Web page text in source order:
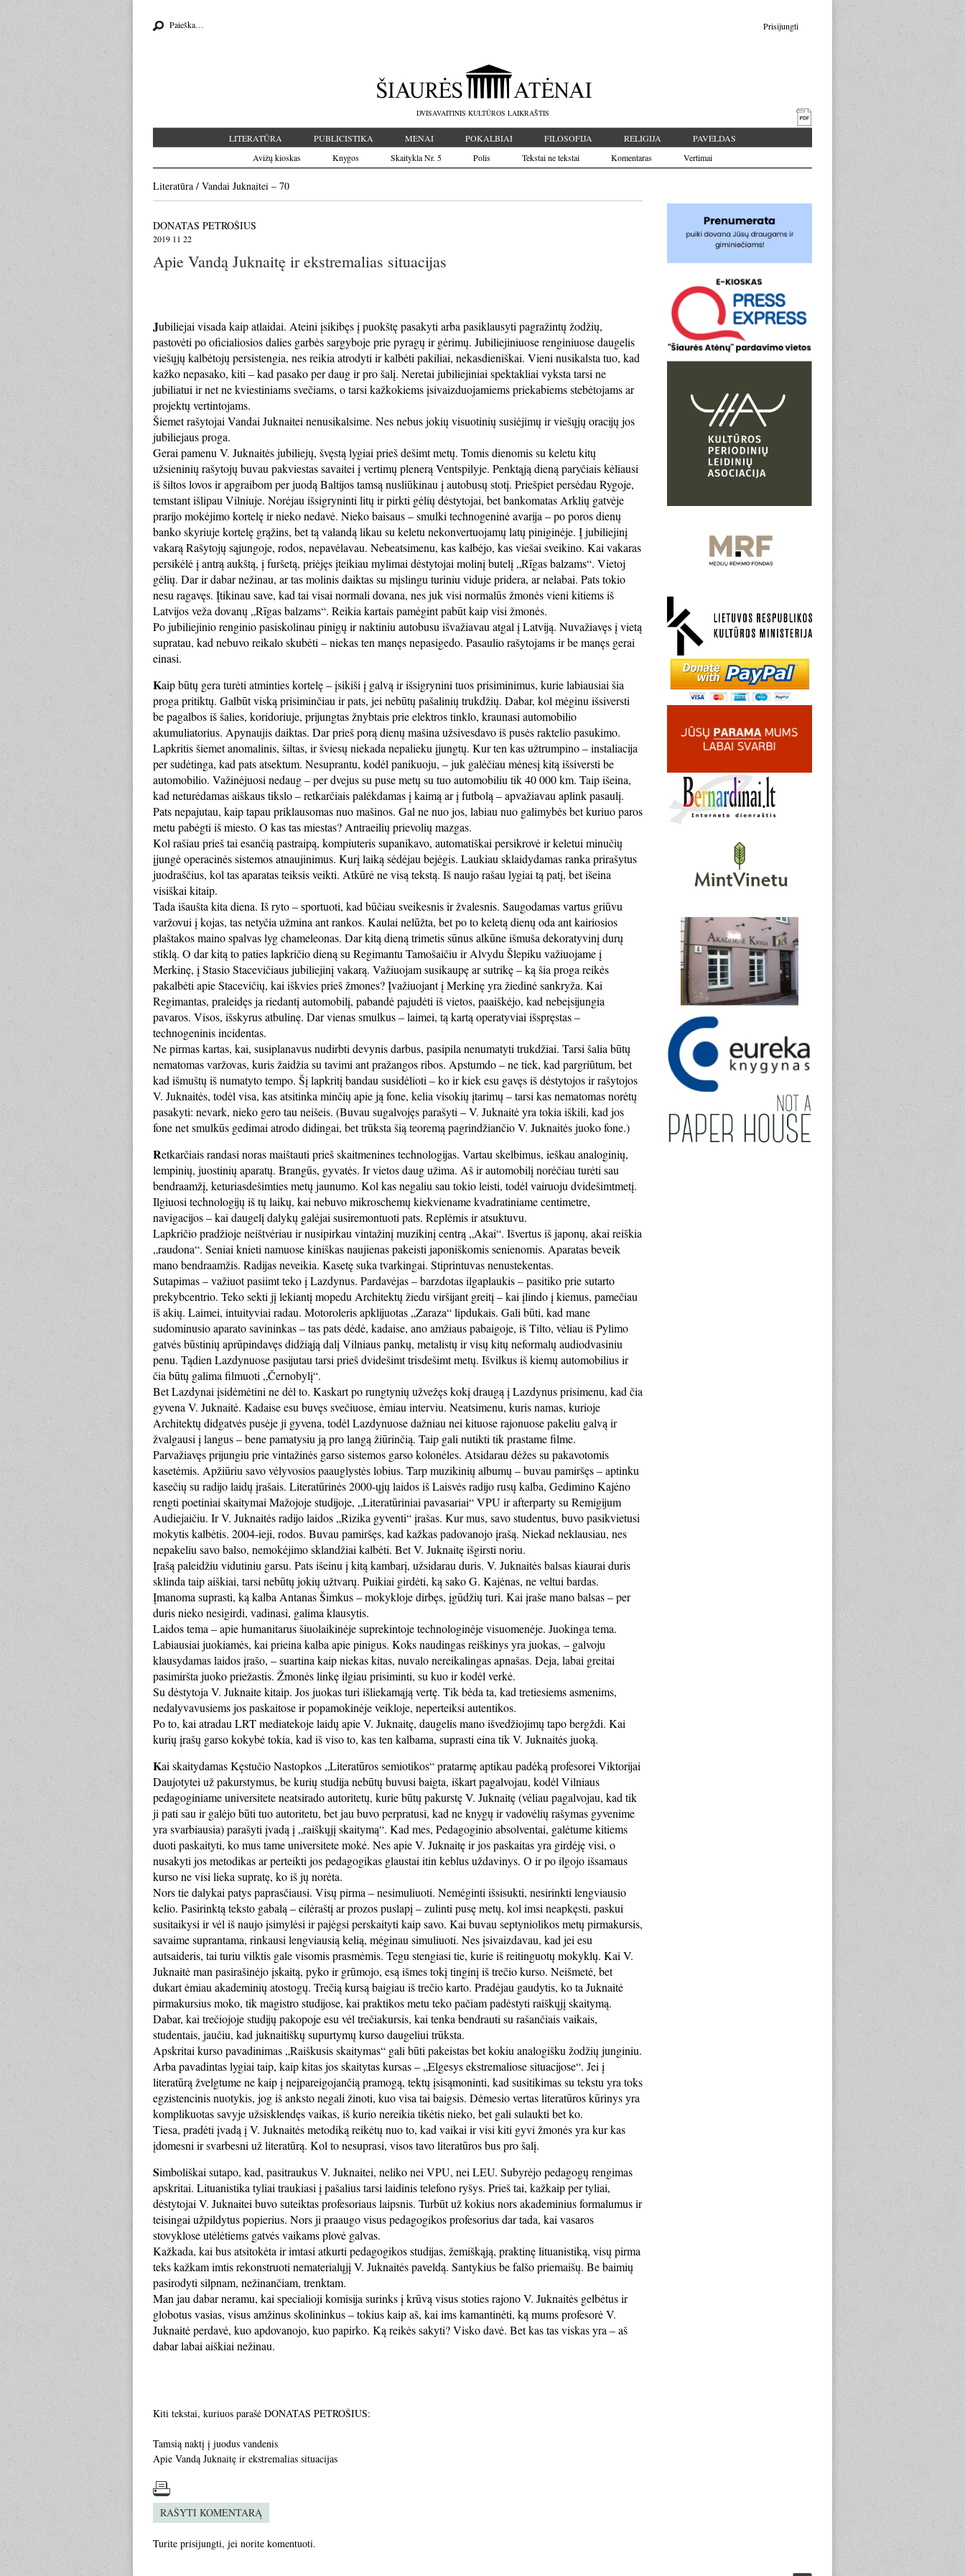
Prisijungti
Search for:
DVISAVAITINIS KULTŪROS LAIKRAŠTIS
LITERATŪRA PUBLICISTIKA MENAI POKALBIAI FILOSOFIJA RELIGIJA
PAVELDAS
Avižų kioskas
Knygos Skaitykla Nr. 5 Polis Tekstai ne tekstai Komentaras Vertimai
Literatūra / Vandai Juknaitei – 70
DONATAS PETROŠIUS
2019 11 22
Apie Vandą Juknaitę ir ekstremalias situacijas
Jubiliejai visada kaip atlaidai. Ateini įsikibęs į puokštę pasakyti arba pasiklausyti pagražintų žodžių,
pastovėti po oficialiosios dalies garbės sargyboje prie pyragų ir gėrimų. Jubiliejiniuose renginiuose daugelis
viešųjų kalbėtojų persistengia, nes reikia atrodyti ir kalbėti pakiliai, nekasdieniškai. Vieni nusikalsta tuo, kad
kažko nepasako, kiti – kad pasako per daug ir pro šalį. Neretai jubiliejiniai spektakliai vyksta tarsi ne
jubiliatui ir net ne kviestiniams svečiams, o tarsi kažkokiems įsivaizduojamiems priekabiems stebėtojams ar
projektų vertintojams.
Šiemet rašytojai Vandai Juknaitei nenusikalsime. Nes nebus jokių visuotinių susiėjimų ir viešųjų oracijų jos
jubiliejaus proga.
Gerai pamenu V. Juknaitės jubiliejų, švęstą lygiai prieš dešimt metų. Tomis dienomis su keletu kitų
užsieninių rašytojų buvau pakviestas savaitei į vertimų plenerą Ventspilyje. Penktąją dieną paryčiais kėliausi
iš šiltos lovos ir apgraibom per juodą Baltijos tamsą nusliūkinau į autobusų stotį. Priešpiet persėdau Rygoje,
temstant išlipau Vilniuje. Norėjau išsigryninti litų ir pirkti gėlių dėstytojai, bet bankomatas Arklių gatvėje
prarijo mokėjimo kortelę ir nieko nedavė. Nieko baisaus – smulki technogeninė avarija – po poros dienų
banko skyriuje kortelę grąžins, bet tą valandą likau su keletu nekonvertuojamų latų piniginėje. Į jubiliejinį
vakarą Rašytojų sąjungoje, rodos, nepavėlavau. Nebeatsimenu, kas kalbėjo, kas viešai sveikino. Kai vakaras
persikėlė į antrą aukštą, į furšetą, priėjęs įteikiau mylimai dėstytojai molinį butelį „Rīgas balzams“. Vietoj
gėlių. Dar ir dabar nežinau, ar tas molinis daiktas su mįslingu turiniu viduje pridera, ar nelabai. Pats tokio
nesu ragavęs. Įtikinau save, kad tai visai normali dovana, nes juk visi normalūs žmonės vieni kitiems iš
Latvijos veža dovanų „Rīgas balzams“. Reikia kartais pamėgint pabūt kaip visi žmonės.
Po jubiliejinio renginio pasiskolinau pinigų ir naktiniu autobusu išvažiavau atgal į Latviją. Nuvažiavęs į vietą
supratau, kad nebuvo reikalo skubėti – niekas ten manęs nepasigedo. Pasaulio rašytojams ir be manęs gerai
einasi.
Kaip būtų gera turėti atminties kortelę – įsikiši į galvą ir išsigrynini tuos prisiminimus, kurie labiausiai šia
proga pritiktų. Galbūt viską prisiminčiau ir pats, jei nebūtų pašalinių trukdžių. Dabar, kol mėginu išsiversti
be pagalbos iš šalies, koridoriuje, prijungtas žnybtais prie elektros tinklo, kraunasi automobilio
akumuliatorius. Apynaujis daiktas. Dar prieš porą dienų mašina užsivesdavo iš pusės raktelio pasukimo.
Lapkritis šiemet anomalinis, šiltas, ir šviesų niekada nepalieku įjungtų. Kur ten kas užtrumpino – instaliacija
per sudėtinga, kad pats atsektum. Nesuprantu, kodėl panikuoju, – juk galėčiau mėnesį kitą išsiversti be
automobilio. Važinėjuosi nedaug – per dvejus su puse metų su tuo automobiliu tik 40 000 km. Taip išeina,
kad neturėdamas aiškaus tikslo – retkarčiais palėkdamas į kaimą ar į futbolą – apvažiavau aplink pasaulį.
Pats nepajutau, kaip tapau priklausomas nuo mašinos. Gal ne nuo jos, labiau nuo galimybės bet kuriuo paros
metu pabėgti iš miesto. O kas tas miestas? Antraeilių prievolių mazgas.
Kol rašiau prieš tai esančią pastraipą, kompiuteris supanikavo, automatiškai persikrovė ir keletui minučių
įjungė operacinės sistemos atnaujinimus. Kurį laiką sėdėjau bejėgis. Laukiau sklaidydamas ranka prirašytus
juodraščius, kol tas aparatas teiksis veikti. Atkūrė ne visą tekstą. Iš naujo rašau lygiai tą patį, bet išeina
visiškai kitaip.
Tada išaušta kita diena. Iš ryto – sportuoti, kad būčiau sveikesnis ir žvalesnis. Saugodamas vartus griūvu
varžovui į kojas, tas netyčia užmina ant rankos. Kaulai nelūžta, bet po to keletą dienų oda ant kairiosios
plaštakos maino spalvas lyg chameleonas. Dar kitą dieną trimetis sūnus alkūne išmuša dekoratyvinį durų
stiklą. O dar kitą to paties lapkričio dieną su Regimantu Tamošaičiu ir Alvydu Šlepiku važiuojame į
Merkinę, į Stasio Stacevičiaus jubiliejinį vakarą. Važiuojam susikaupę ar sutrikę – ką šia proga reikės
pakalbėti apie Stacevičių, kai iškvies prieš žmones? Įvažiuojant į Merkinę yra žiedinė sankryža. Kai
Regimantas, praleidęs ja riedantį automobilį, pabandė pajudėti iš vietos, paaiškėjo, kad nebeįsijungia
pavaros. Visos, išskyrus atbulinę. Dar vienas smulkus – laimei, tą kartą operatyviai išspręstas –
technogeninis incidentas.
Ne pirmas kartas, kai, susiplanavus nudirbti devynis darbus, pasipila nenumatyti trukdžiai. Tarsi šalia būtų
nematomas varžovas, kuris žaidžia su tavimi ant pražangos ribos. Apstumdo – ne tiek, kad pargriūtum, bet
kad išmuštų iš numatyto tempo. Šį lapkritį bandau susidėlioti – ko ir kiek esu gavęs iš dėstytojos ir rašytojos
V. Juknaitės, todėl visa, kas atsitinka minčių apie ją fone, kelia visokių įtarimų – tarsi kas nematomas norėtų
pasakyti: nevark, nieko gero tau neišeis. (Buvau sugalvojęs parašyti – V. Juknaitė yra tokia iškili, kad jos
fone net smulkūs gedimai atrodo didingai, bet trūksta šią teoremą pagrindžiančio V. Juknaitės juoko fone.)
Retkarčiais randasi noras maištauti prieš skaitmenines technologijas. Vartau skelbimus, ieškau analoginių,
lempinių, juostinių aparatų. Brangūs, gyvatės. Ir vietos daug užima. Aš ir automobilį norėčiau turėti sau
bendraamžį, keturiasdešimties metų jaunumo. Kol kas negaliu sau tokio leisti, todėl vairuoju dvidešimtmetį.
Ilgiuosi technologijų iš tų laikų, kai nebuvo mikroschemų kiekviename kvadratiniame centimetre,
navigacijos – kai daugelį dalykų galėjai susiremontuoti pats. Replėmis ir atsuktuvu.
Lapkričio pradžioje neištvėriau ir nusipirkau vintažinį muzikinį centrą „Akai“. Išvertus iš japonų, akai reiškia
„raudona“. Seniai knieti namuose kiniškas naujienas pakeisti japoniškomis senienomis. Aparatas beveik
mano bendraamžis. Radijas neveikia. Kasetę suka tvarkingai. Stiprintuvas nenustekentas.
Sutapimas – važiuot pasiimt teko į Lazdynus. Pardavėjas – barzdotas ilgaplaukis – pasitiko prie sutarto
prekybcentrio. Teko sekti jį lekiantį mopedu Architektų žiedu viršijant greitį – kai įlindo į kiemus, pamečiau
iš akių. Laimei, intuityviai radau. Motoroleris apklijuotas „Zaraza“ lipdukais. Gali būti, kad mane
sudominusio aparato savininkas – tas pats dėdė, kadaise, ano amžiaus pabaigoje, iš Tilto, vėliau iš Pylimo
gatvės būstinių aprūpindavęs didžiąją dalį Vilniaus pankų, metalistų ir visų kitų neformalų audiodvasiniu
penu. Tądien Lazdynuose pasijutau tarsi prieš dvidešimt trisdešimt metų. Išvilkus iš kiemų automobilius ir
čia būtų galima filmuoti „Černobylį“.
Bet Lazdynai įsidėmėtini ne dėl to. Kaskart po rungtynių užvežęs kokį draugą į Lazdynus prisimenu, kad čia
gyvena V. Juknaitė. Kadaise esu buvęs svečiuose, ėmiau interviu. Neatsimenu, kuris namas, kurioje
Architektų didgatvės pusėje ji gyvena, todėl Lazdynuose dažniau nei kituose rajonuose pakeliu galvą ir
žvalgausi į langus – bene pamatysiu ją pro langą žiūrinčią. Taip gali nutikti tik prastame filme.
Parvažiavęs prijungiu prie vintažinės garso sistemos garso kolonėles. Atsidarau dėžes su pakavotomis
kasetėmis. Apžiūriu savo vėlyvosios paauglystės lobius. Tarp muzikinių albumų – buvau pamiršęs – aptinku
kasečių su radijo laidų įrašais. Literatūrinės 2000-ųjų laidos iš Laisvės radijo rusų kalba, Gedimino Kajėno
rengti poetiniai skaitymai Mažojoje studijoje, „Literatūriniai pavasariai“ VPU ir afterparty su Remigijum
Audiejaičiu. Ir V. Juknaitės radijo laidos „Rizika gyventi“ įrašas. Kur mus, savo studentus, buvo pasikvietusi
mokytis kalbėtis. 2004-ieji, rodos. Buvau pamiršęs, kad kažkas padovanojo įrašą. Niekad neklausiau, nes
nepakeliu savo balso, nemokėjimo sklandžiai kalbėti. Bet V. Juknaitę išgirsti noriu.
Įrašą paleidžiu vidutiniu garsu. Pats išeinu į kitą kambarį, užsidarau duris. V. Juknaitės balsas kiaurai duris
sklinda taip aiškiai, tarsi nebūtų jokių užtvarų. Puikiai girdėti, ką sako G. Kajėnas, ne veltui bardas.
Įmanoma suprasti, ką kalba Antanas Šimkus – mokykloje dirbęs, įgūdžių turi. Kai įraše mano balsas – per
duris nieko nesigirdi, vadinasi, galima klausytis.
Laidos tema – apie humanitarus šiuolaikinėje suprekintoje technologinėje visuomenėje. Juokinga tema.
Labiausiai juokiamės, kai prieina kalba apie pinigus. Koks naudingas reiškinys yra juokas, – galvoju
klausydamas laidos įrašo, – suartina kaip niekas kitas, nuvalo nereikalingas apnašas. Deja, labai greitai
pasimiršta juoko priežastis. Žmonės linkę ilgiau prisiminti, su kuo ir kodėl verkė.
Su dėstytoja V. Juknaite kitaip. Jos juokas turi išliekamąją vertę. Tik bėda ta, kad tretiesiems asmenims,
nedalyvavusiems jos paskaitose ir popamokinėje veikloje, neperteiksi autentikos.
Po to, kai atradau LRT mediatekoje laidų apie V. Juknaitę, daugelis mano išvedžiojimų tapo bergždi. Kai
kurių įrašų garso kokybė tokia, kad iš viso to, kas ten kalbama, suprasti eina tik V. Juknaitės juoką.
Kai skaitydamas Kęstučio Nastopkos „Literatūros semiotikos“ pratarmę aptikau padėką profesorei Viktorijai
Daujotytei už pakurstymus, be kurių studija nebūtų buvusi baigta, iškart pagalvojau, kodėl Vilniaus
pedagoginiame universitete neatsirado autoritetų, kurie būtų pakurstę V. Juknaitę (vėliau pagalvojau, kad tik
ji pati sau ir galėjo būti tuo autoritetu, bet jau buvo perpratusi, kad ne knygų ir vadovėlių rašymas gyvenime
yra svarbiausia) parašyti įvadą į „raiškųjį skaitymą“. Kad mes, Pedagoginio absolventai, galėtume kitiems
duoti paskaityti, ko mus tame universitete mokė. Nes apie V. Juknaitę ir jos paskaitas yra girdėję visi, o
nusakyti jos metodikas ar perteikti jos pedagogikas glaustai itin keblus uždavinys. O ir po ilgojo išsamaus
kurso ne visi lieka supratę, ko iš jų norėta.
Nors tie dalykai patys paprasčiausi. Visų pirma – nesimuliuoti. Nemėginti išsisukti, nesirinkti lengviausio
kelio. Pasirinktą teksto gabalą – eilėraštį ar prozos puslapį – zulinti pusę metų, kol imsi neapkęsti, paskui
susitaikysi ir vėl iš naujo įsimylėsi ir pajėgsi perskaityti kaip savo. Kai buvau septyniolikos metų pirmakursis,
savaime suprantama, rinkausi lengviausią kelią, mėginau simuliuoti. Nes įsivaizdavau, kad jei esu
autsaideris, tai turiu vilktis gale visomis prasmėmis. Tegu stengiasi tie, kurie iš reitinguotų mokyklų. Kai V.
Juknaitė man pasirašinėjo įskaitą, pyko ir grūmojo, esą išmes tokį tinginį iš trečio kurso. Neišmetė, bet
dukart ėmiau akademinių atostogų. Trečią kursą baigiau iš trečio karto. Pradėjau gaudytis, ko ta Juknaitė
pirmakursius moko, tik magistro studijose, kai praktikos metu teko pačiam padėstyti raiškųjį skaitymą.
Dabar, kai trečiojoje studijų pakopoje esu vėl trečiakursis, kai tenka bendrauti su rašančiais vaikais,
studentais, jaučiu, kad juknaitiškų supurtymų kurso daugeliui trūksta.
Apskritai kurso pavadinimas „Raiškusis skaitymas“ gali būti pakeistas bet kokiu analogišku žodžių junginiu.
Arba pavadintas lygiai taip, kaip kitas jos skaitytas kursas – „Elgesys ekstremaliose situacijose“. Jei į
literatūrą žvelgtume ne kaip į neįpareigojančią pramogą, tektų įsisąmoninti, kad susitikimas su tekstu yra toks
egzistencinis nuotykis, jog iš anksto negali žinoti, kuo visa tai baigsis. Dėmesio vertas literatūros kūrinys yra
komplikuotas savyje užsisklendęs vaikas, iš kurio nereikia tikėtis nieko, bet gali sulaukti bet ko.
Tiesa, pradėti įvadą į V. Juknaitės metodiką reikėtų nuo to, kad vaikai ir visi kiti gyvi žmonės yra kur kas
įdomesni ir svarbesni už literatūrą. Kol to nesuprasi, visos tavo literatūros bus pro šalį.
Simboliškai sutapo, kad, pasitraukus V. Juknaitei, neliko nei VPU, nei LEU. Subyrėjo pedagogų rengimas
apskritai. Lituanistika tyliai traukiasi į pašalius tarsi laidinis telefono ryšys. Prieš tai, kažkaip per tyliai,
dėstytojai V. Juknaitei buvo suteiktas profesoriaus laipsnis. Turbūt už kokius nors akademinius formalumus ir
teisingai užpildytus popierius. Nors ji praaugo visus pedagogikos profesorius dar tada, kai vasaros
stovyklose utėlėtiems gatvės vaikams plovė galvas.
Kažkada, kai bus atsitokėta ir imtasi atkurti pedagogikos studijas, žemiškąją, praktinę lituanistiką, visų pirma
teks kažkam imtis rekonstruoti nematerialųjį V. Juknaitės paveldą. Santykius be falšo priemaišų. Be baimių
pasirodyti silpnam, nežinančiam, trenktam.
Man jau dabar neramu, kai specialioji komisija surinks į krūvą visus stoties rajono V. Juknaitės gelbėtus ir
globotus vasias, visus amžinus skolininkus – tokius kaip aš, kai ims kamantinėti, ką mums profesorė V.
Juknaitė perdavė, kuo apdovanojo, kuo papirko. Ką reikės sakyti? Visko davė. Bet kas tas viskas yra – aš
dabar labai aiškiai nežinau.
Kiti tekstai, kuriuos parašė DONATAS PETROŠIUS:
Tamsią naktį į juodus vandenis
Apie Vandą Juknaitę ir ekstremalias situacijas
RAŠYTI KOMENTARĄ
Turite prisijungti, jei norite komentuoti.